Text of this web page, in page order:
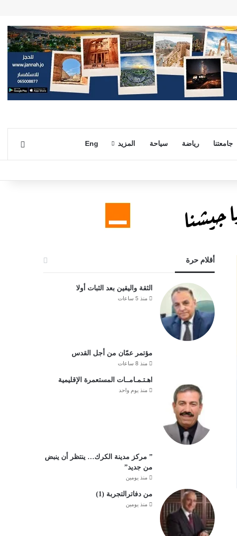
جامعتنا رياضة سياحة المزيد Eng
أقلام حرة
الثقة واليقين بعد الثبات أولا
منذ 5 ساعات
مؤتمر عمّان من أجل القدس
منذ 8 ساعات
اهـتـمـامــات المستعمرة الإقليمية
منذ يوم واحد
” مركز مدينة الكرك… ينتظر أن ينبض
من جديد”
منذ يومين
من دفاترالتجربة (1)
منذ يومين